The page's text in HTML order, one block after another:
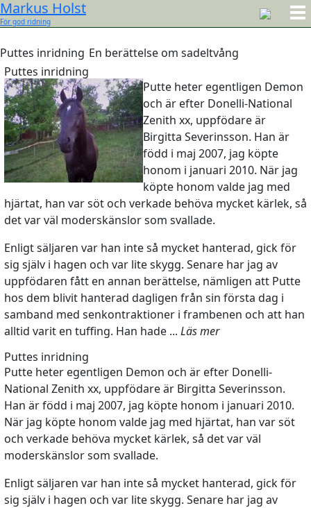
Markus Holst
För god ridning
Puttes inridning En berättelse om sadeltvång
Puttes inridning
Putte heter egentligen Demon
och är efter Donelli-National
Zenith xx, uppfödare är
Birgitta Severinsson. Han är
född i maj 2007, jag köpte
honom i januari 2010. När jag
köpte honom valde jag med
hjärtat, han var söt och verkade behöva mycket kärlek, så
det var väl moderskänslor som svallade.
Enligt säljaren var han inte så mycket hanterad, gick för
sig själv i hagen och var lite skygg. Senare har jag av
uppfödaren fått en annan berättelse, nämligen att Putte
hos dem blivit hanterad dagligen från sin första dag i
samband med senkontraktioner i frambenen och att han
alltid varit en tuffing. Han hade ... Läs mer
Puttes inridning
Putte heter egentligen Demon och är efter Donelli-
National Zenith xx, uppfödare är Birgitta Severinsson.
Han är född i maj 2007, jag köpte honom i januari 2010.
När jag köpte honom valde jag med hjärtat, han var söt
och verkade behöva mycket kärlek, så det var väl
moderskänslor som svallade.
Enligt säljaren var han inte så mycket hanterad, gick för
sig själv i hagen och var lite skygg. Senare har jag av